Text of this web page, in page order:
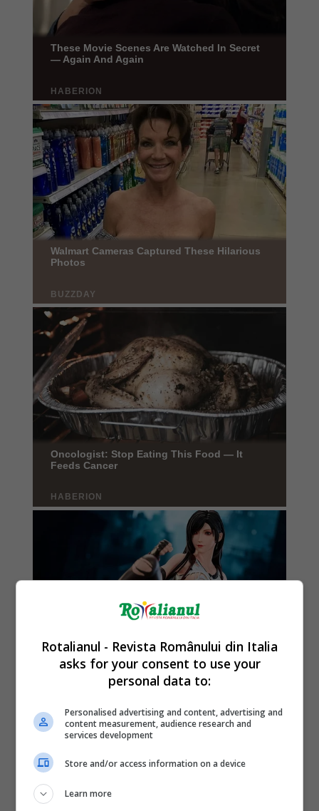
Rotalianul - Revista Românului din Italia
asks for your consent to use your
personal data to:
Personalised advertising and content, advertising and
content measurement, audience research and
services development
Store and/or access information on a device
Learn more